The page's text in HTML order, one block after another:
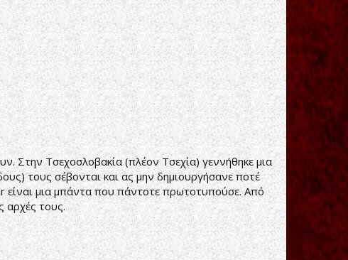
Τσεχοσλοβακία (πλέον Τσεχία) γεννήθηκε μια
τους σέβονται και ας μην δημιουργήσανε ποτέ
είναι μια μπάντα που πάντοτε πρωτοτυπούσε. Από
αρχές τους.